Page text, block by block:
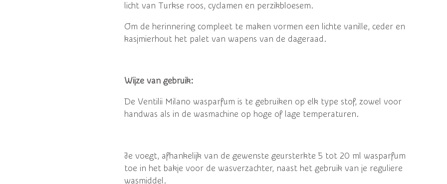
licht van Turkse roos, cyclamen en perzikbloesem.
Om de herinnering compleet te maken vormen een lichte vanille, ceder en
kasjmierhout het palet van wapens van de dageraad.
Wijze van gebruik:
De Ventilii Milano wasparfum is te gebruiken op elk type stof, zowel voor
handwas als in de wasmachine op hoge of lage temperaturen.
Je voegt, afhankelijk van de gewenste geursterkte 5 tot 20 ml wasparfum
toe in het bakje voor de wasverzachter, naast het gebruik van je reguliere
wasmiddel.